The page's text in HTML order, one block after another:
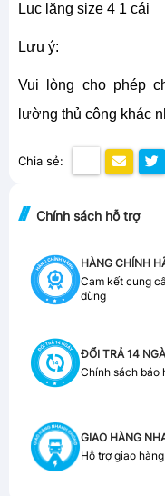
Lục lăng size 4 1 cái
Lưu ý:
Vui lòng cho phép
lường thủ công khác
Chia sẻ:
Chính sách hỗ trợ
HÀNG CHÍNH
Cam kết cung
dùng
ĐỔI TRẢ 14
Chính sách bảo
GIAO HÀNG
Hỗ trợ giao